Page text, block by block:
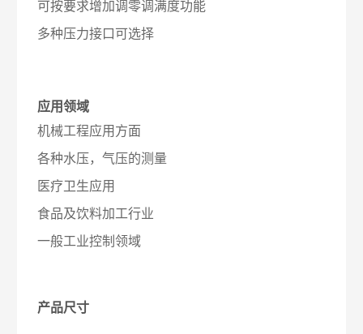
可按要求增加调零调满度功能
多种压力接口可选择
应用领域
机械工程应用方面
各种水压，气压的测量
医疗卫生应用
食品及饮料加工行业
一般工业控制领域
产品尺寸